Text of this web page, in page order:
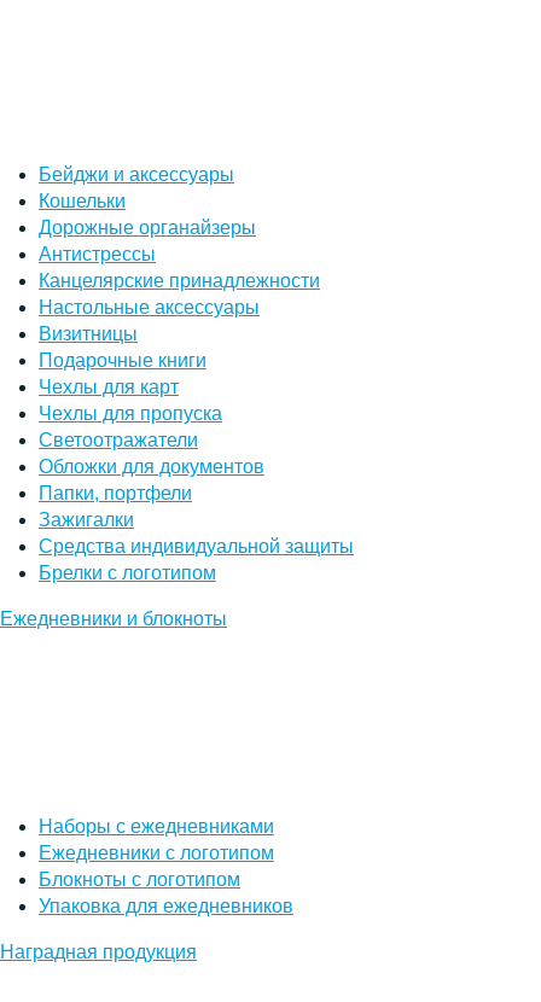
Бейджи и аксессуары
Кошельки
Дорожные органайзеры
Антистрессы
Канцелярские принадлежности
Настольные аксессуары
Визитницы
Подарочные книги
Чехлы для карт
Чехлы для пропуска
Светоотражатели
Обложки для документов
Папки, портфели
Зажигалки
Средства индивидуальной защиты
Брелки с логотипом
Ежедневники и блокноты
Наборы с ежедневниками
Ежедневники с логотипом
Блокноты с логотипом
Упаковка для ежедневников
Наградная продукция